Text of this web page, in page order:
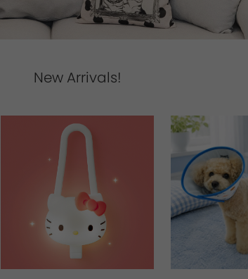
Orijen
Primal
Ranova
Rosy Fresh
Vital Essentials
Ziwi Peak
The New Zealand Pet Food
Orijen
Primal
Ranova
Rosy Fresh
Vital Essentials
Ziwi Peak
The New Zealand Pet Food
New Arrivals!